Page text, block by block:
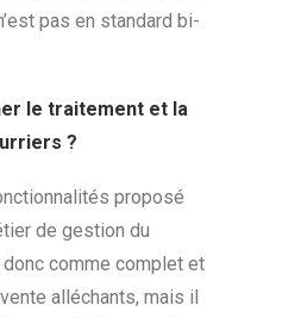
pas en standard bi-
le traitement et la
?
proposé
de gestion du
comme complet et
alléchants, mais il